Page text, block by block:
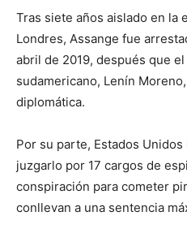
Tras siete años aislado en la
Londres, Assange fue
abril de 2019, después que
sudamericano, Lenín
diplomática.
Por su parte, Estados
juzgarlo por 17 cargos de
conspiración para cometer
conllevan a una sentencia